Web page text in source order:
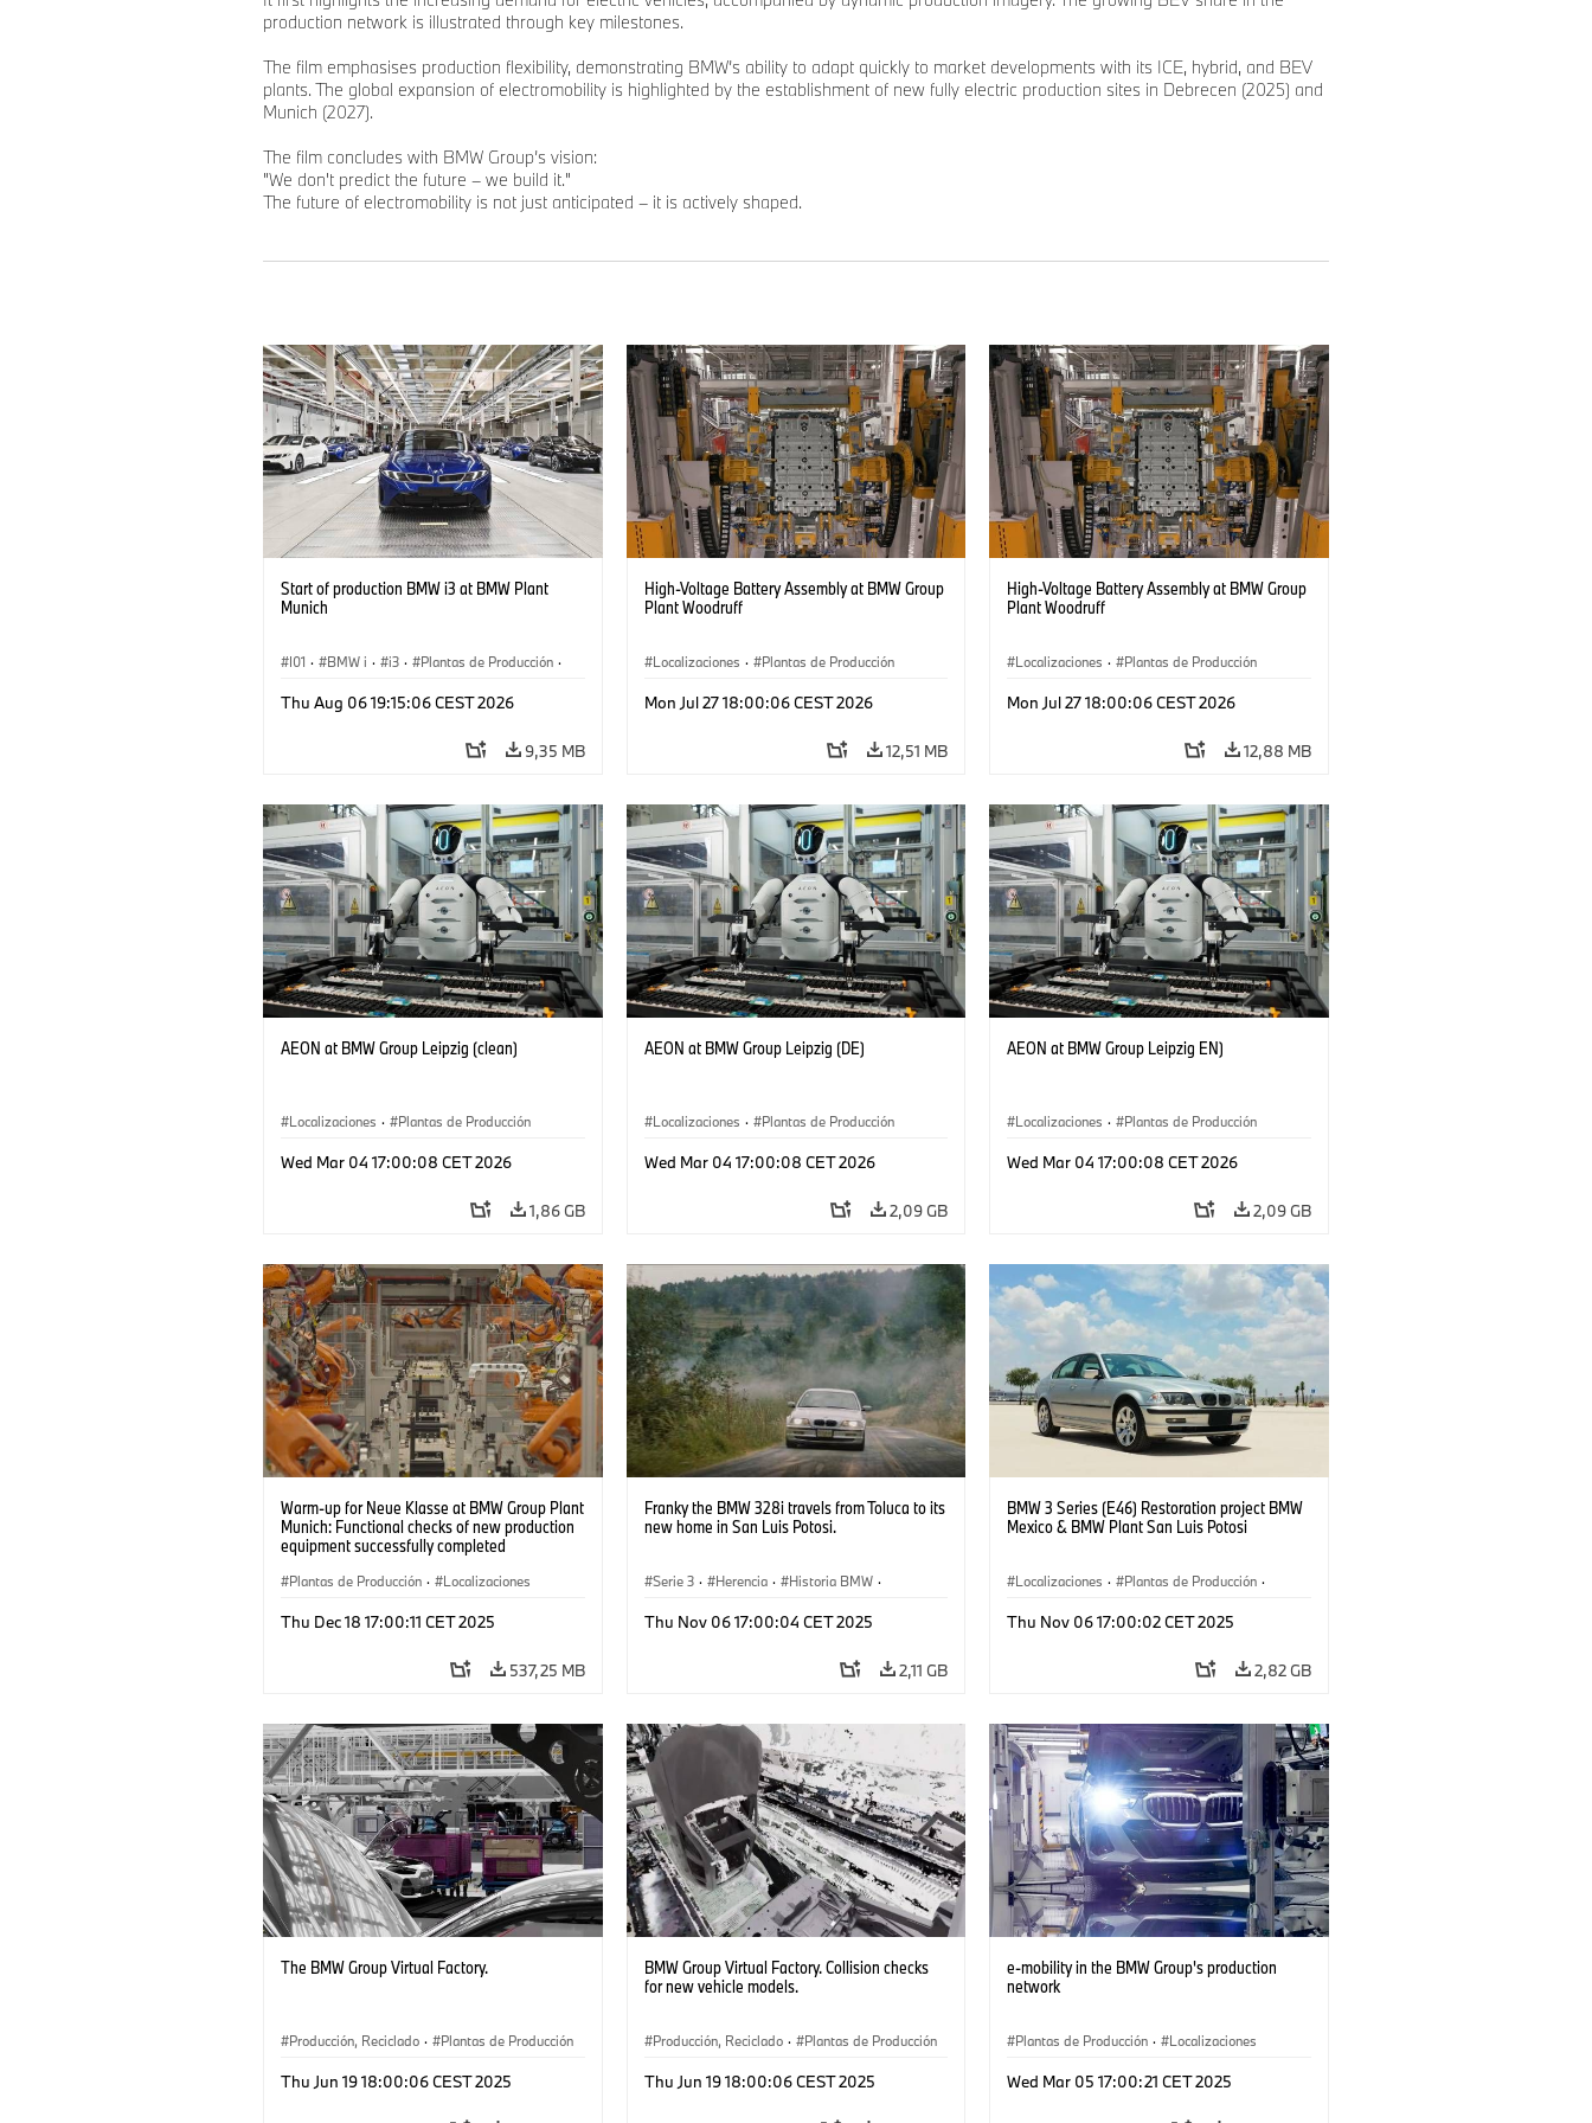
production network is illustrated through key milestones.
The film emphasises production flexibility, demonstrating BMW’s ability to adapt quickly to market developments with its ICE, hybrid, and BEV
plants. The global expansion of electromobility is highlighted by the establishment of new fully electric production sites in Debrecen (2025) and
Munich (2027).
The film concludes with BMW Group’s vision:
"We don't predict the future – we build it."
The future of electromobility is not just anticipated – it is actively shaped.
Start of production BMW i3 at BMW Plant
Munich
I01 · BMW i · i3 · Plantas de Producción ·
Producción, Reciclado
Thu Aug 06 19:15:06 CEST 2026
9,35 MB
High-Voltage Battery Assembly at BMW Group
Plant Woodruff
Localizaciones · Plantas de Producción
Mon Jul 27 18:00:06 CEST 2026
12,51 MB
High-Voltage Battery Assembly at BMW Group
Plant Woodruff
Localizaciones · Plantas de Producción
Mon Jul 27 18:00:06 CEST 2026
12,88 MB
AEON at BMW Group Leipzig (clean)
Localizaciones · Plantas de Producción
Wed Mar 04 17:00:08 CET 2026
1,86 GB
AEON at BMW Group Leipzig (DE)
Localizaciones · Plantas de Producción
Wed Mar 04 17:00:08 CET 2026
2,09 GB
AEON at BMW Group Leipzig EN)
Localizaciones · Plantas de Producción
Wed Mar 04 17:00:08 CET 2026
2,09 GB
Warm-up for Neue Klasse at BMW Group Plant
Munich: Functional checks of new production
equipment successfully completed
Plantas de Producción · Localizaciones
Thu Dec 18 17:00:11 CET 2025
537,25 MB
Franky the BMW 328i travels from Toluca to its
new home in San Luis Potosi.
Serie 3 · Herencia · Historia BMW ·
Thu Nov 06 17:00:04 CET 2025
2,11 GB
BMW 3 Series (E46) Restoration project BMW
Mexico & BMW Plant San Luis Potosi
Localizaciones · Plantas de Producción ·
Thu Nov 06 17:00:02 CET 2025
2,82 GB
The BMW Group Virtual Factory.
Producción, Reciclado ·
Plantas de Producción
Thu Jun 19 18:00:06 CEST 2025
BMW Group Virtual Factory. Collision checks
for new vehicle models.
Producción, Reciclado ·
Plantas de Producción
Thu Jun 19 18:00:06 CEST 2025
e-mobility in the BMW Group's production
network
Plantas de Producción · Localizaciones
Wed Mar 05 17:00:21 CET 2025